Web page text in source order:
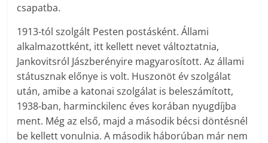
csapatba.
1913-tól szolgált Pesten postásként. Állami
alkalmazottként, itt kellett nevet változtatnia,
Jankovitsról Jászberényire magyarosított. Az állami
státusznak előnye is volt. Huszonöt év szolgálat
után, amibe a katonai szolgálat is beleszámított,
1938-ban, harminckilenc éves korában nyugdíjba
ment. Még az első, majd a második bécsi döntésnél
be kellett vonulnia. A második háborúban már nem